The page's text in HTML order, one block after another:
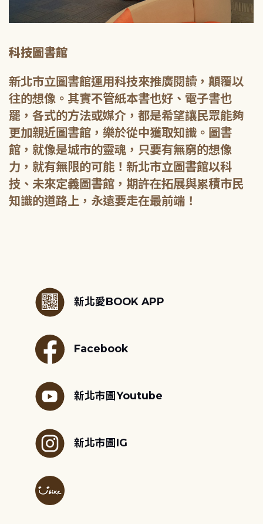
科技圖書館
新北市立圖書館運用科技來推廣閱讀，顛覆以
往的想像。其實不管紙本書也好、電子書也
罷，各式的方法或媒介，都是希望讓民眾能夠
更加親近圖書館，樂於從中獲取知識。圖書
館，就像是城市的靈魂，只要有無窮的想像
力，就有無限的可能！新北市立圖書館以科
技、未來定義圖書館，期許在拓展與累積市民
知識的道路上，永遠要走在最前端！
新北愛BOOK APP
Facebook
新北市圖Youtube
新北市圖IG